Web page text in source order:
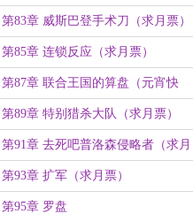
第83章 威斯巴登手术刀（求月票）
第85章 连锁反应（求月票）
第87章 联合王国的算盘（元宵快
乐）
第89章 特别猎杀大队（求月票）
第91章 去死吧普洛森侵略者（求月
票）
第93章 扩军（求月票）
第95章 罗盘